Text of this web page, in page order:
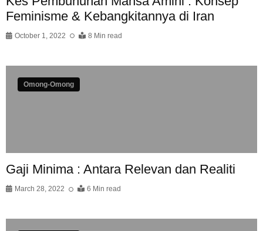
Feminisme & Kebangkitannya di Iran
October 1, 2022 8 Min read
Omong-Omong
Gaji Minima : Antara Relevan dan Realiti
March 28, 2022 6 Min read